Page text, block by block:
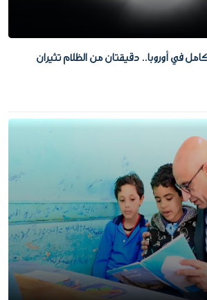
في أوروبا.. دقيقتان من الظلام تثيران